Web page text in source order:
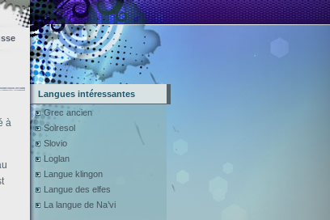
à
Langues intéressantes
Grec ancien
Solresol
Slovio
Loglan
Langue klingon
Langue des elfes
La langue de Na’vi